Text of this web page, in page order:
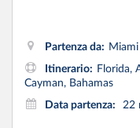
Partenza da: Miami
Itinerario: Florida,
Cayman, Bahamas
Data partenza:
22